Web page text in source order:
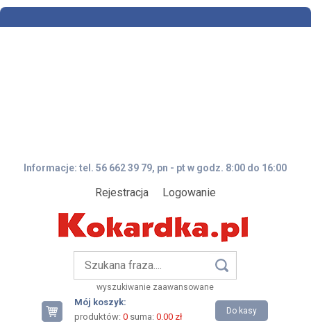
Informacje: tel. 56 662 39 79, pn - pt w godz. 8:00 do 16:00
Rejestracja Logowanie
wyszukiwanie zaawansowane
Mój koszyk:
produktów: 0suma: 0.00 zł
Do kasy